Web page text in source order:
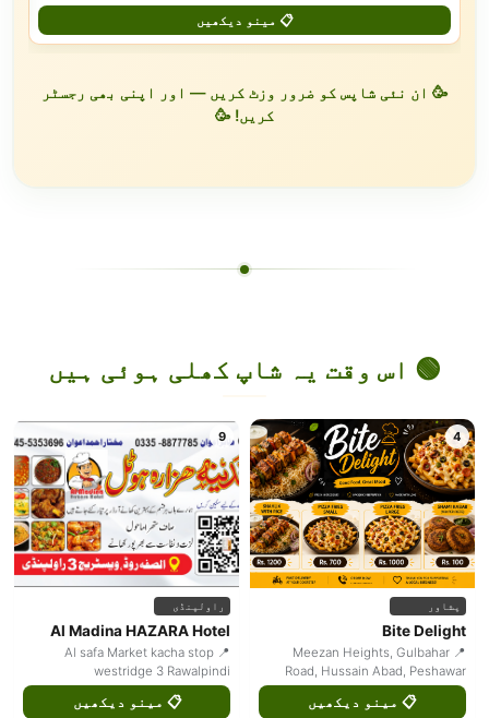
📋 مینو دیکھیں
🥳 ان نئی شاپس کو ضرور وزٹ کریں — اور اپنی بھی رجسٹر
کریں! 🥳
🟢 اس وقت یہ شاپ کھلی ہوئی ہیں
4
پشاور
Bite Delight
📍 Meezan Heights, Gulbahar
Road, Hussain Abad, Peshawar
📋 مینو دیکھیں
9
راولپنڈی
Al Madina HAZARA Hotel
📍 Al safa Market kacha stop
westridge 3 Rawalpindi
📋 مینو دیکھیں